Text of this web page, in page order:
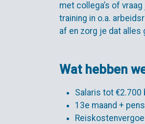
met collega’s of
training in o.a.
af en zorg je dat alles
Wat hebben
Salaris tot €2.700
13e maand +